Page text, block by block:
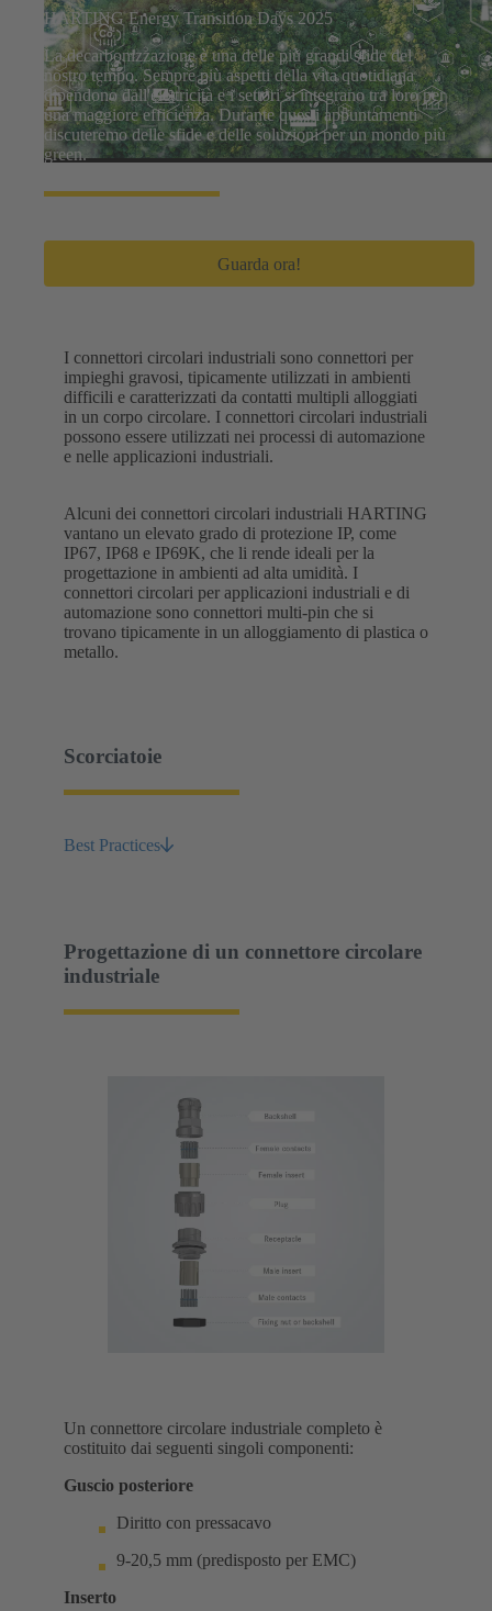
HARTING Energy Transition Days 2025
La decarbonizzazione è una delle più grandi sfide del
nostro tempo. Sempre più aspetti della vita quotidiana
dipendono dall'elettricità e i settori si integrano tra loro per
una maggiore efficienza. Durante questi appuntamenti
discuteremo delle sfide e delle soluzioni per un mondo più
green.
Guarda ora!
I connettori circolari industriali sono connettori per
impieghi gravosi, tipicamente utilizzati in ambienti
difficili e caratterizzati da contatti multipli alloggiati
in un corpo circolare. I connettori circolari industriali
possono essere utilizzati nei processi di automazione
e nelle applicazioni industriali.
Alcuni dei connettori circolari industriali HARTING
vantano un elevato grado di protezione IP, come
IP67, IP68 e IP69K, che li rende ideali per la
progettazione in ambienti ad alta umidità. I
connettori circolari per applicazioni industriali e di
automazione sono connettori multi-pin che si
trovano tipicamente in un alloggiamento di plastica o
metallo.
Scorciatoie
Best Practices
Progettazione di un connettore circolare
industriale
Un connettore circolare industriale completo è
costituito dai seguenti singoli componenti:
Guscio posteriore
Diritto con pressacavo
9-20,5 mm (predisposto per EMC)
Inserto